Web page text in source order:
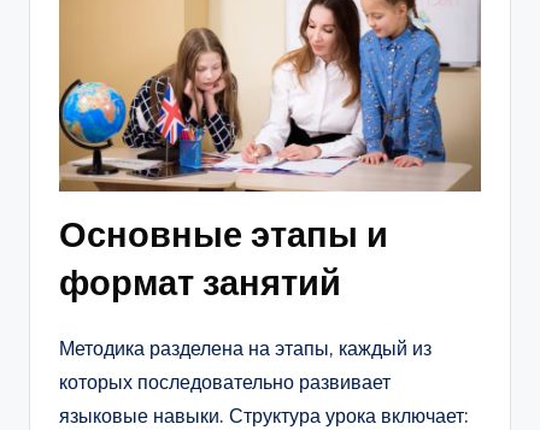
Основные этапы и
формат занятий
Методика разделена на этапы, каждый из
которых последовательно развивает
языковые навыки. Структура урока включает: